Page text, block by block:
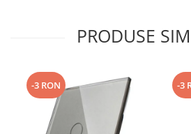
PRODUSE
-3 RON -3